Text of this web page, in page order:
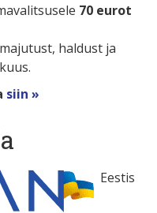
70 eurot
haldust ja
siin »
Eestis